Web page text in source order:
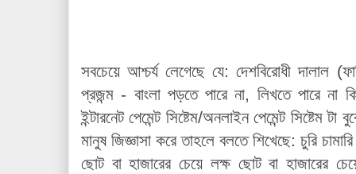
সবচেয়ে আশ্চর্য লেগেছে যে: দেশবিরোধী দালাল
প্রজন্ম - বাংলা পড়তে পারে না, লিখতে পারে না
ইন্টারনেট পেমেন্ট সিষ্টেম/অনলাইন পেমেন্ট সিষ্টেম
মানুষ জিজ্ঞাসা করে তাহলে বলতে শিখেছে: চুরি চামারি
ছোট বা হাজারের চেয়ে লক্ষ ছোট বা হাজারের